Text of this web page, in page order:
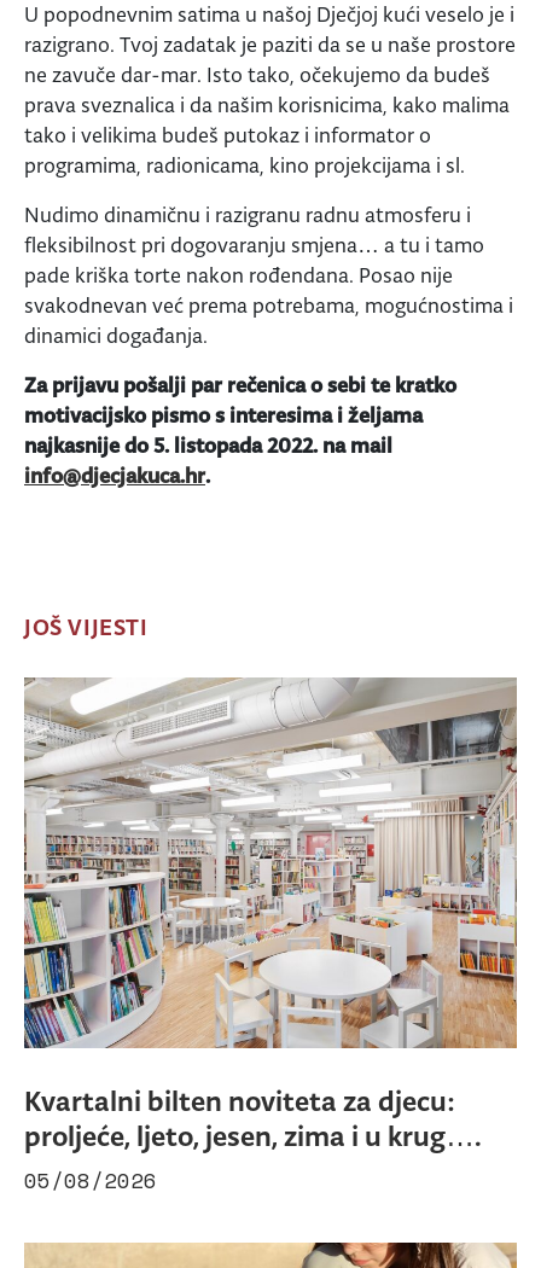
U popodnevnim satima u našoj Dječjoj kući veselo je i
razigrano. Tvoj zadatak je paziti da se u naše prostore
ne zavuče dar-mar. Isto tako, očekujemo da budeš
prava sveznalica i da našim korisnicima, kako malima
tako i velikima budeš putokaz i informator o
programima, radionicama, kino projekcijama i sl.
Nudimo dinamičnu i razigranu radnu atmosferu i
fleksibilnost pri dogovaranju smjena… a tu i tamo
pade kriška torte nakon rođendana. Posao nije
svakodnevan već prema potrebama, mogućnostima i
dinamici događanja.
Za prijavu pošalji par rečenica o sebi te kratko
motivacijsko pismo s interesima i željama
najkasnije do 5. listopada 2022. na mail
info@djecjakuca.hr.
JOŠ VIJESTI
Kvartalni bilten noviteta za djecu:
proljeće, ljeto, jesen, zima i u krug….
05/08/2026